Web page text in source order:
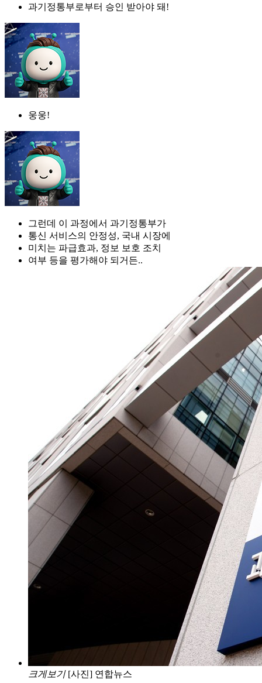
과기정통부로부터 승인 받아야 돼!
웅웅!
그런데 이 과정에서 과기정통부가
통신 서비스의 안정성, 국내 시장에
미치는 파급효과, 정보 보호 조치
여부 등을 평가해야 되거든..
크게보기 [사진] 연합뉴스